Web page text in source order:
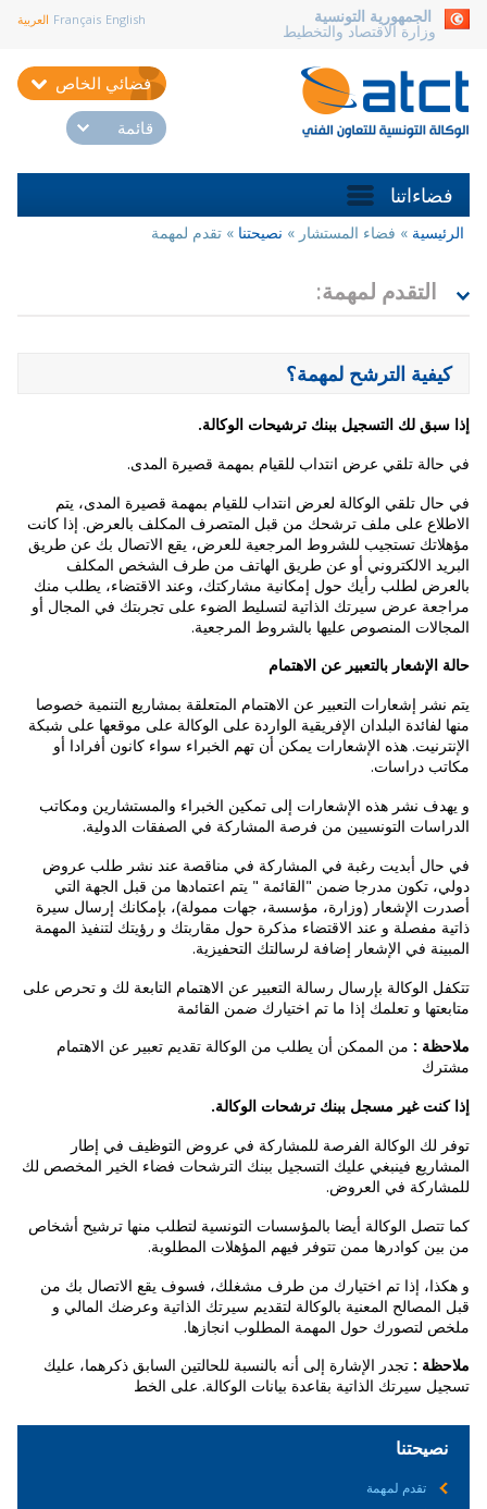
الجمهورية التونسية
وزارة الاقتصاد والتخطيط
Français English العربية
فضائي الخاص
قائمة
فضاءاتنا
أنت
الرئيسية » فضاء المستشار » نصيحتنا » تقدم لمهمة
التقدم لمهمة:
كيفية الترشح لمهمة؟
إذا سبق لك التسجيل ببنك ترشيحات الوكالة.
في حالة تلقي عرض انتداب للقيام بمهمة قصيرة المدى.
في حال تلقي الوكالة لعرض انتداب للقيام بمهمة قصيرة المدى، يتم
الاطلاع على ملف ترشحك من قبل المتصرف المكلف بالعرض. إذا كانت
مؤهلاتك تستجيب للشروط المرجعية للعرض، يقع الاتصال بك عن طريق
البريد الالكتروني أو عن طريق الهاتف من طرف الشخص المكلف
بالعرض لطلب رأيك حول إمكانية مشاركتك، وعند الاقتضاء، يطلب منك
مراجعة عرض سيرتك الذاتية لتسليط الضوء على تجربتك في المجال أو
المجالات المنصوص عليها بالشروط المرجعية.
حالة الإشعار بالتعبير عن الاهتمام
يتم نشر إشعارات التعبير عن الاهتمام المتعلقة بمشاريع التنمية خصوصا
منها لفائدة البلدان الإفريقية الواردة على الوكالة على موقعها على شبكة
الإنترنيت. هذه الإشعارات يمكن أن تهم الخبراء سواء كانون أفرادا أو
مكاتب دراسات.
و يهدف نشر هذه الإشعارات إلى تمكين الخبراء والمستشارين ومكاتب
الدراسات التونسيين من فرصة المشاركة في الصفقات الدولية.
في حال أبديت رغبة في المشاركة في مناقصة عند نشر طلب عروض
دولي، تكون مدرجا ضمن "القائمة " يتم اعتمادها من قبل الجهة التي
أصدرت الإشعار (وزارة، مؤسسة، جهات ممولة)، بإمكانك إرسال سيرة
ذاتية مفصلة و عند الاقتضاء مذكرة حول مقاربتك و رؤيتك لتنفيذ المهمة
المبينة في الإشعار إضافة لرسالتك التحفيزية.
تتكفل الوكالة بإرسال رسالة التعبير عن الاهتمام التابعة لك و تحرص على
متابعتها و تعلمك إذا ما تم اختيارك ضمن القائمة
ملاحظة : من الممكن أن يطلب من الوكالة تقديم تعبير عن الاهتمام
مشترك
إذا كنت غير مسجل ببنك ترشحات الوكالة.
توفر لك الوكالة الفرصة للمشاركة في عروض التوظيف في إطار
المشاريع فينبغي عليك التسجيل ببنك الترشحات فضاء الخير المخصص لك
للمشاركة في العروض.
كما تتصل الوكالة أيضا بالمؤسسات التونسية لتطلب منها ترشيح أشخاص
من بين كوادرها ممن تتوفر فيهم المؤهلات المطلوبة.
و هكذا، إذا تم اختيارك من طرف مشغلك، فسوف يقع الاتصال بك من
قبل المصالح المعنية بالوكالة لتقديم سيرتك الذاتية وعرضك المالي و
ملخص لتصورك حول المهمة المطلوب انجازها.
ملاحظة : تجدر الإشارة إلى أنه بالنسبة للحالتين السابق ذكرهما، عليك
تسجيل سيرتك الذاتية بقاعدة بيانات الوكالة. على الخط
نصيحتنا
تقدم لمهمة